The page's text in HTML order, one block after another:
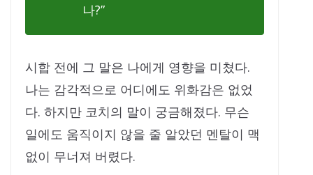
나?”
시합 전에 그 말은 나에게 영향을 미쳤다.
나는 감각적으로 어디에도 위화감은 없었
다. 하지만 코치의 말이 궁금해졌다. 무슨
일에도 움직이지 않을 줄 알았던 멘탈이 맥
없이 무너져 버렸다.